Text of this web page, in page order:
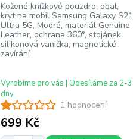
1 hodnocení
Kožené knížkové pouzdro, obal,
kryt na mobil Samsung Galaxy S21
Ultra 5G, Modré, materiál Genuine
Leather, ochrana 360°, stojánek,
silikonová vanička, magnetické
zavírání
699 Kč
Vyrobíme pro vás | Odesíláme za 2-3
dny